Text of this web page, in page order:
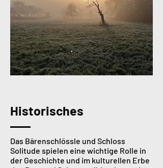
Historisches
Das Bärenschlössle und Schloss
Solitude spielen eine wichtige Rolle in
der Geschichte und im kulturellen Erbe